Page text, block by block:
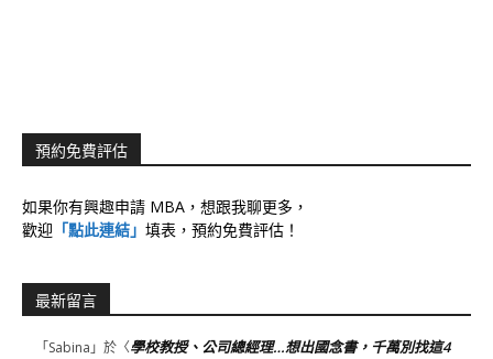
預約免費評估
如果你有興趣申請 MBA，想跟我聊更多，
歡迎 「點此連結」 填表，預約免費評估！
最新留言
「Sabina 」於〈學校教授、公司總經理…想出國念書，千萬別找這4